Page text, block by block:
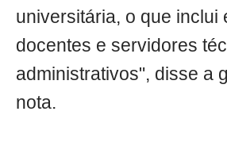
universitária, o que inclui
docentes e servidores
administrativos", disse a
nota.